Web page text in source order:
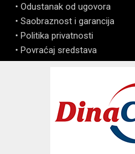
• Odustanak od ugovora
• Saobraznost i garancija
• Politika privatnosti
• Povraćaj sredstava